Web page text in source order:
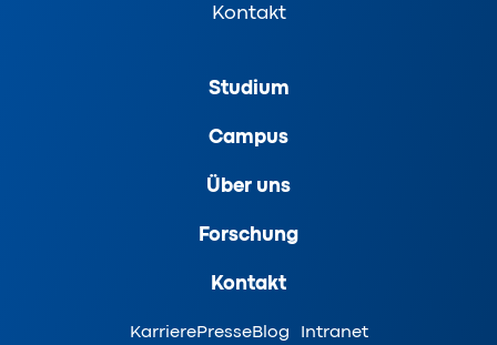
Kontakt
Studium
Campus
Über uns
Forschung
Kontakt
KarrierePresseBlog Intranet